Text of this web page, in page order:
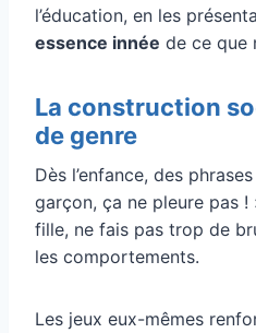
l’éducation, en les
essence innée de ce que
La construction
de genre
Dès l’enfance, des
garçon, ça ne pleure pas
fille, ne fais pas trop de
les comportements.
Les jeux eux-mêmes